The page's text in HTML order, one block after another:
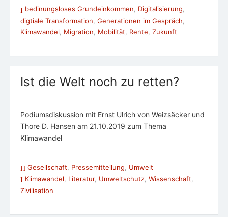
bedinungsloses Grundeinkommen, Digitalisierung,
digtiale Transformation Generationen im Gespräch
Klimawandel
Migration Mobilität Rente Zukunft
Ist die Welt noch zu retten?
Podiumsdiskussion mit Ernst Ulrich von Weizsäcker und
Thore D. Hansen am 21.10.2019 zum Thema
Klimawandel
Gesellschaft Pressemitteilung
Umwelt
Klimawandel
Literatur, Umweltschutz Wissenschaft
Zivilisation